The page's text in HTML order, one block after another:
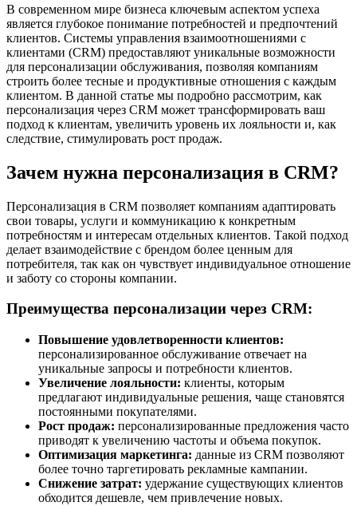
В современном мире бизнеса ключевым аспектом успеха
является глубокое понимание потребностей и предпочтений
клиентов. Системы управления взаимоотношениями с
клиентами (CRM) предоставляют уникальные возможности
для персонализации обслуживания, позволяя компаниям
строить более тесные и продуктивные отношения с каждым
клиентом. В данной статье мы подробно рассмотрим, как
персонализация через CRM может трансформировать ваш
подход к клиентам, увеличить уровень их лояльности и, как
следствие, стимулировать рост продаж.
Зачем нужна персонализация в CRM?
Персонализация в CRM позволяет компаниям адаптировать
свои товары, услуги и коммуникацию к конкретным
потребностям и интересам отдельных клиентов. Такой подход
делает взаимодействие с брендом более ценным для
потребителя, так как он чувствует индивидуальное отношение
и заботу со стороны компании.
Преимущества персонализации через CRM:
Повышение удовлетворенности клиентов:
персонализированное обслуживание отвечает на
уникальные запросы и потребности клиентов.
Увеличение лояльности: клиенты, которым
предлагают индивидуальные решения, чаще становятся
постоянными покупателями.
Рост продаж: персонализированные предложения часто
приводят к увеличению частоты и объема покупок.
Оптимизация маркетинга: данные из CRM позволяют
более точно таргетировать рекламные кампании.
Снижение затрат: удержание существующих клиентов
обходится дешевле, чем привлечение новых.